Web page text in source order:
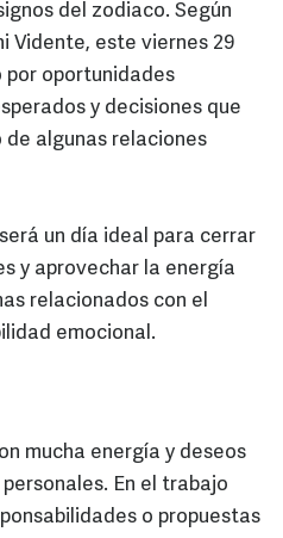
del zodiaco. Según
Vidente, este viernes 29
por oportunidades
y decisiones que
de algunas relaciones
un día ideal para cerrar
y aprovechar la energía
relacionados con el
emocional.
mucha energía y deseos
En el trabajo
o propuestas